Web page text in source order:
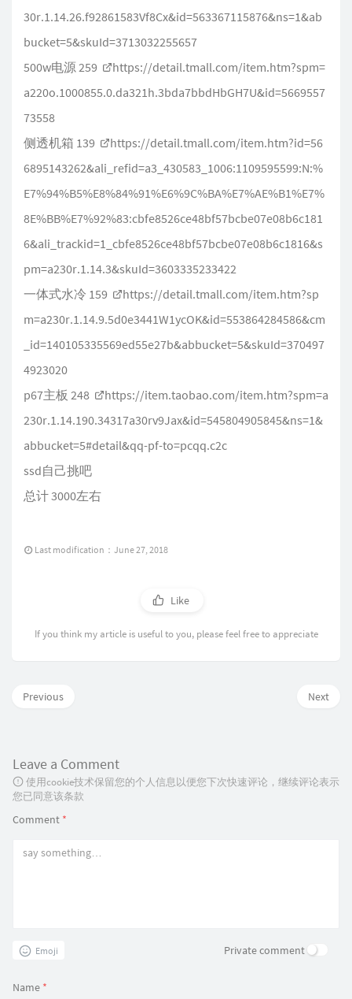
30r.1.14.26.f92861583Vf8Cx&id=563367115876&ns=1&ab
bucket=5&skuId=3713032255657
500w电源 259
https://detail.tmall.com/item.htm?spm=
a220o.1000855.0.da321h.3bda7bbdHbGH7U&id=5669557
73558
侧透机箱 139
https://detail.tmall.com/item.htm?id=56
6895143262&ali_refid=a3_430583_1006:1109595599:N:%
E7%94%B5%E8%84%91%E6%9C%BA%E7%AE%B1%E7%
8E%BB%E7%92%83:cbfe8526ce48bf57bcbe07e08b6c181
6&ali_trackid=1_cbfe8526ce48bf57bcbe07e08b6c1816&s
pm=a230r.1.14.3&skuId=3603335233422
一体式水冷 159
https://detail.tmall.com/item.htm?sp
m=a230r.1.14.9.5d0e3441W1ycOK&id=553864284586&cm
_id=140105335569ed55e27b&abbucket=5&skuId=370497
4923020
p67主板 248
https://item.taobao.com/item.htm?spm=a
230r.1.14.190.34317a30rv9Jax&id=545804905845&ns=1&
abbucket=5#detail&qq-pf-to=pcqq.c2c
ssd自己挑吧
总计 3000左右
Last modification：June 27, 2018
Like
If you think my article is useful to you, please feel free to appreciate
Next
Previous
Leave a Comment
使用cookie技术保留您的个人信息以便您下次快速评论，继续评论表示
您已同意该条款
Comment *
Emoji Private comment
Name *